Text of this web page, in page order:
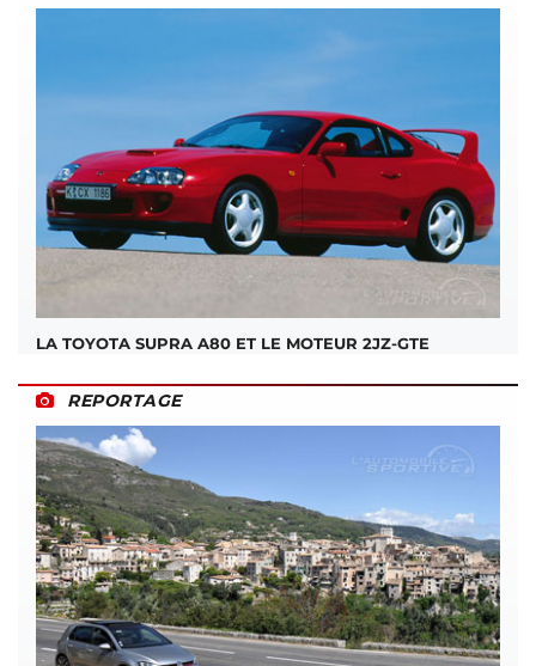
LA TOYOTA SUPRA A80 ET LE MOTEUR 2JZ-GTE
REPORTAGE